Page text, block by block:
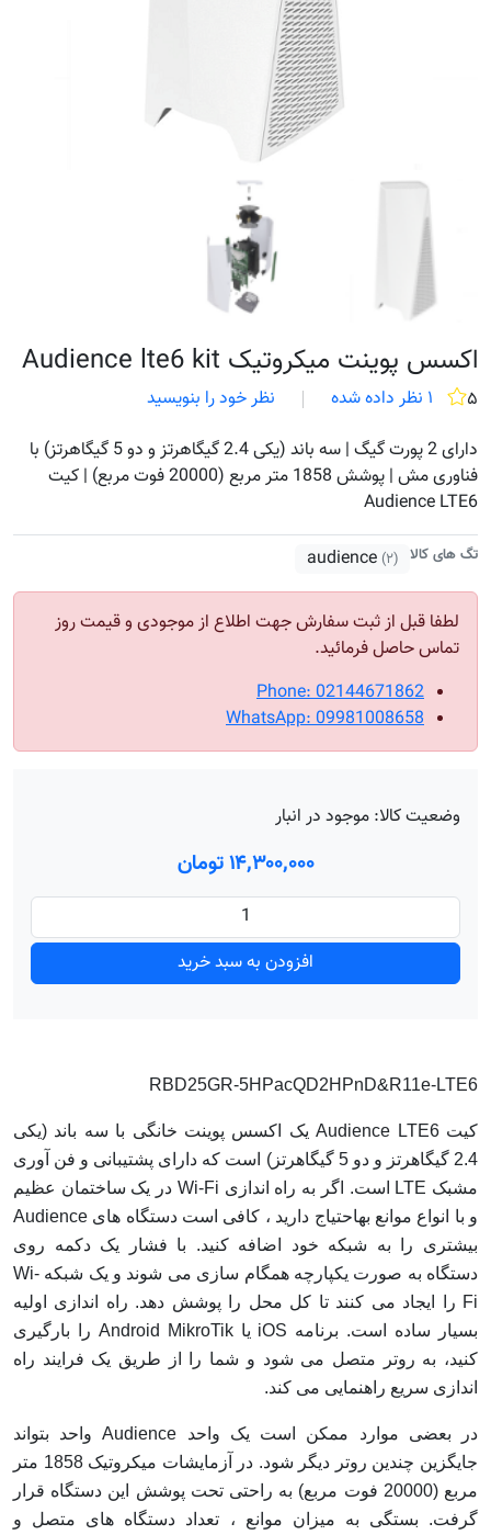
اکسس پوینت میکروتیک Audience lte6 kit
۵ ۱ نظر داده شده
نظر خود را بنویسید
دارای 2 پورت گیگ | سه باند (یکی 2.4 گیگاهرتز و دو 5 گیگاهرتز) با
فناوری مش | پوشش 1858 متر مربع (20000 فوت مربع) | کیت
Audience LTE6
تگ های کالا audience (۲)
لطفا قبل از ثبت سفارش جهت اطلاع از موجودی و قیمت روز
تماس حاصل فرمائید.
Phone: 02144671862
WhatsApp: 09981008658
وضعیت کالا: موجود در انبار
۱۴٬۳۰۰٬۰۰۰ تومان
افزودن به سبد خرید
RBD25GR-5HPacQD2HPnD&R11e-LTE6
کیت Audience LTE6 یک اکسس پوینت خانگی با سه باند (یکی
2.4 گیگاهرتز و دو 5 گیگاهرتز) است که دارای پشتیبانی و فن آوری
مشبک LTE است. اگر به راه اندازی Wi-Fi در یک ساختمان عظیم
و با انواع موانع بهاحتیاج دارید ، کافی است دستگاه های Audience
بیشتری را به شبکه خود اضافه کنید. با فشار یک دکمه روی
دستگاه به صورت یکپارچه همگام سازی می شوند و یک شبکه Wi-
Fi را ایجاد می کنند تا کل محل را پوشش دهد. راه اندازی اولیه
بسیار ساده است. برنامه iOS یا Android MikroTik را بارگیری
کنید، به روتر متصل می شود و شما را از طریق یک فرایند راه
اندازی سریع راهنمایی می کند.
در بعضی موارد ممکن است یک واحد Audience واحد بتواند
جایگزین چندین روتر دیگر شود. در آزمایشات میکروتیک 1858 متر
مربع (20000 فوت مربع) به راحتی تحت پوشش این دستگاه قرار
گرفت. بستگی به میزان موانع ، تعداد دستگاه های متصل و